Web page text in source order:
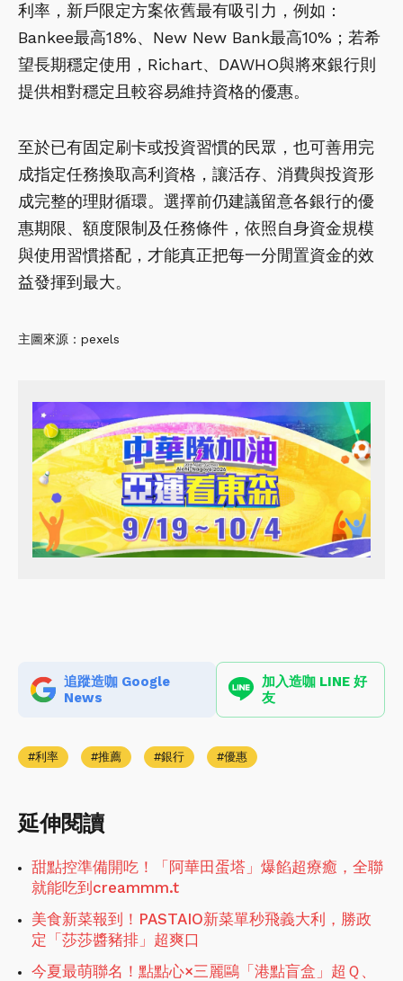
利率，新戶限定方案依舊最有吸引力，例如：
Bankee最高18%、New New Bank最高10%；若希
望長期穩定使用，Richart、DAWHO與將來銀行則
提供相對穩定且較容易維持資格的優惠。
至於已有固定刷卡或投資習慣的民眾，也可善用完
成指定任務換取高利資格，讓活存、消費與投資形
成完整的理財循環。選擇前仍建議留意各銀行的優
惠期限、額度限制及任務條件，依照自身資金規模
與使用習慣搭配，才能真正把每一分閒置資金的效
益發揮到最大。
主圖來源：pexels
追蹤造咖 Google
News
加入造咖 LINE 好
友
利率 推薦 銀行 優惠
延伸閱讀
甜點控準備開吃！「阿華田蛋塔」爆餡超療癒，全聯
就能吃到creammm.t
美食新菜報到！PASTAIO新菜單秒飛義大利，勝政
定「莎莎醬豬排」超爽口
今夏最萌聯名！點點心×三麗鷗「港點盲盒」超Ｑ、